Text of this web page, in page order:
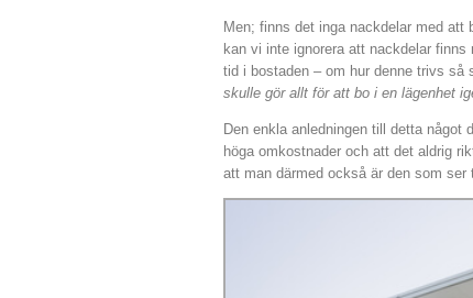
Men; finns det inga nackdelar med
kan vi inte ignorera att nackdelar
tid i bostaden – om hur denne trivs så
skulle gör allt för att bo i en lägenhet
Den enkla anledningen till detta något
höga omkostnader och att det aldrig
att man därmed också är den som